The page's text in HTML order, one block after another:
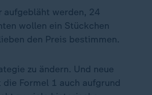
aufgebläht werden, 24
wollen ein Stückchen
den Preis bestimmen.
zu ändern. Und neue
Formel 1 auch aufgrund